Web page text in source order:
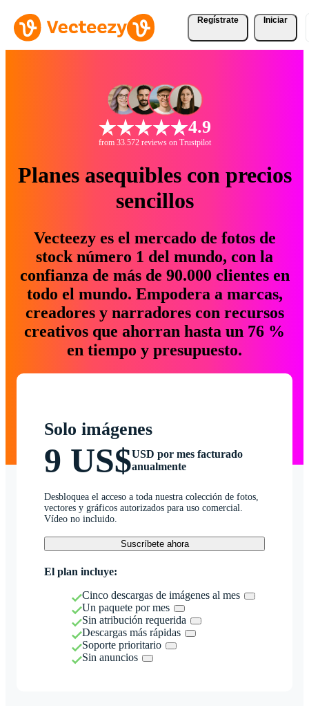
Regístrate Iniciar
4.9
from 33.572 reviews on Trustpilot
Planes asequibles con precios
sencillos
Vecteezy es el mercado de fotos de
stock número 1 del mundo, con la
confianza de más de 90.000 clientes en
todo el mundo. Empodera a marcas,
creadores y narradores con recursos
creativos que ahorran hasta un 76 %
en tiempo y presupuesto.
Solo imágenes
9 US$USD por mes facturado
anualmente
Desbloquea el acceso a toda nuestra colección de fotos,
vectores y gráficos autorizados para uso comercial.
Vídeo no incluido.
Suscríbete ahora
El plan incluye:
Cinco descargas de imágenes al mes
Un paquete por mes
Sin atribución requerida
Descargas más rápidas
Soporte prioritario
Sin anuncios